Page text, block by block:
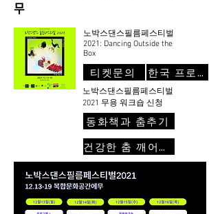
무
노박스댄스필름페스티벌
2021: Dancing Outside the
Box
티켓문의 한국 프로그램
노박스댄스필름페스티벌
2021 무용 워크숍 신청
동화책과 춤추기
건강한 춤 깨어나는 몸